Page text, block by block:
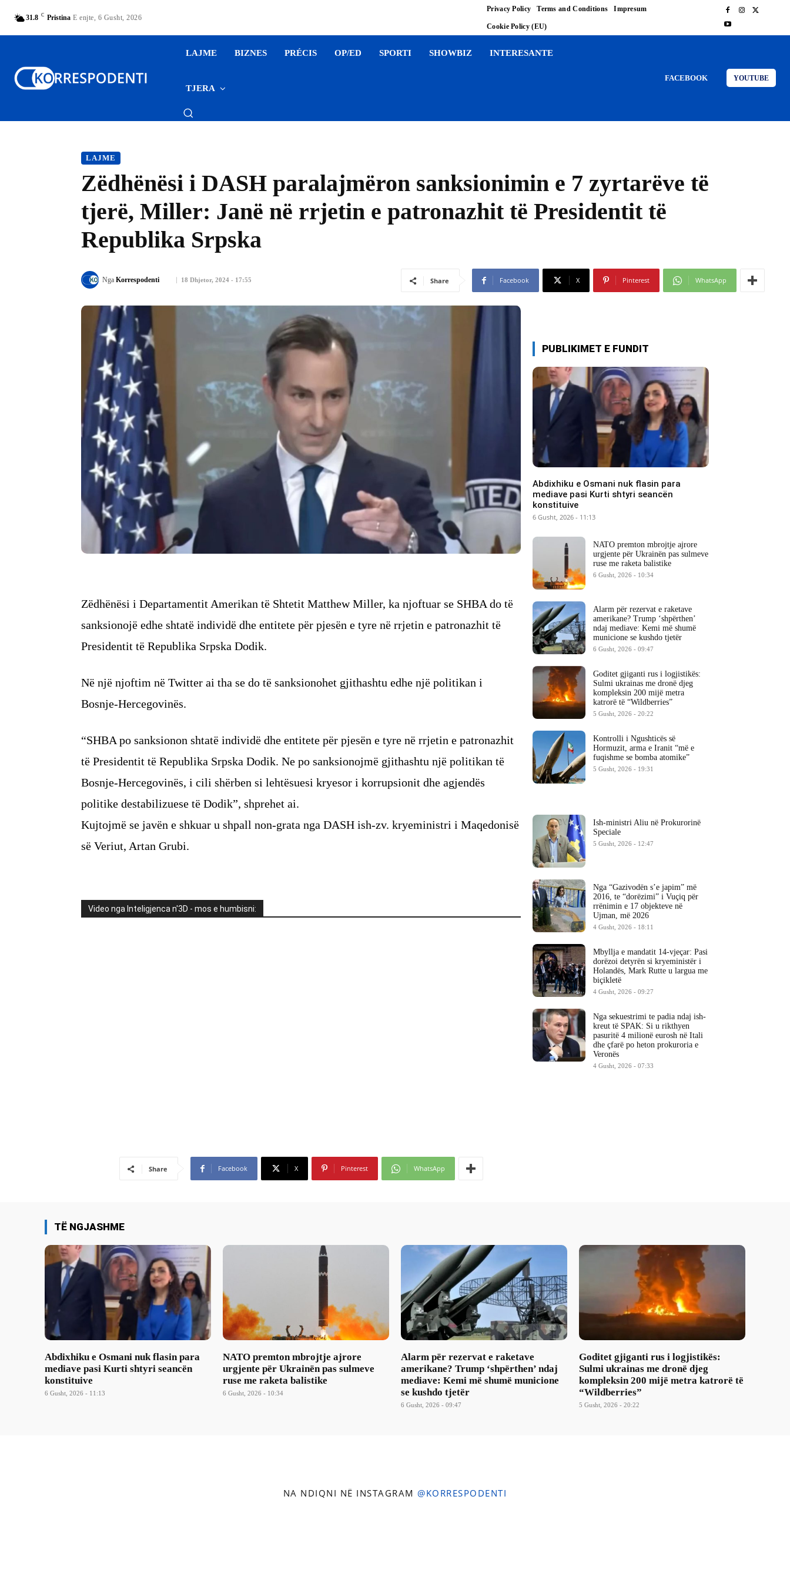
31.8 C Pristina E enjte, 6 Gusht, 2026
Privacy Policy Terms and Conditions Impresum
Cookie Policy (EU)
LAJME BIZNES PRÉCIS OP/ED SPORTI SHOWBIZ INTERESANTE
TJERA
FACEBOOK YOUTUBE
LAJME
Zëdhënësi i DASH paralajmëron sanksionimin e 7 zyrtarëve të
tjerë, Miller: Janë në rrjetin e patronazhit të Presidentit të
Republika Srpska
18 Dhjetor, 2024 - 17:55
Nga Korrespodenti Share Facebook X Pinterest WhatsApp
Zëdhënësi i Departamentit Amerikan të Shtetit Matthew Miller, ka njoftuar se SHBA do të
sanksionojë edhe shtatë individë dhe entitete për pjesën e tyre në rrjetin e patronazhit të
Presidentit të Republika Srpska Dodik.
Në një njoftim në Twitter ai tha se do të sanksionohet gjithashtu edhe një politikan i
Bosnje-Hercegovinës.
“SHBA po sanksionon shtatë individë dhe entitete për pjesën e tyre në rrjetin e patronazhit
të Presidentit të Republika Srpska Dodik. Ne po sanksionojmë gjithashtu një politikan të
Bosnje-Hercegovinës, i cili shërben si lehtësuesi kryesor i korrupsionit dhe agjendës
politike destabilizuese të Dodik”, shprehet ai.
Kujtojmë se javën e shkuar u shpall non-grata nga DASH ish-zv. kryeministri i Maqedonisë
së Veriut, Artan Grubi.
Video nga Inteligjenca n'3D - mos e humbisni:
Share Facebook X Pinterest WhatsApp
PUBLIKIMET E FUNDIT
Abdixhiku e Osmani nuk flasin para
mediave pasi Kurti shtyri seancën
konstituive
6 Gusht, 2026 - 11:13
NATO premton mbrojtje ajrore
urgjente për Ukrainën pas sulmeve
ruse me raketa balistike
6 Gusht, 2026 - 10:34
Alarm për rezervat e raketave
amerikane? Trump ‘shpërthen’
ndaj mediave: Kemi më shumë
municione se kushdo tjetër
6 Gusht, 2026 - 09:47
Goditet gjiganti rus i logjistikës:
Sulmi ukrainas me dronë djeg
kompleksin 200 mijë metra
katrorë të “Wildberries”
5 Gusht, 2026 - 20:22
Kontrolli i Ngushticës së
Hormuzit, arma e Iranit “më e
fuqishme se bomba atomike”
5 Gusht, 2026 - 19:31
Ish-ministri ​Aliu në Prokurorinë
Speciale
5 Gusht, 2026 - 12:47
Nga “Gazivodën s’e japim” më
2016, te “dorëzimi” i Vuçiq për
rrënimin e 17 objekteve në
Ujman, më 2026
4 Gusht, 2026 - 18:11
Mbyllja e mandatit 14-vjeçar: Pasi
dorëzoi detyrën si kryeministër i
Holandës, Mark Rutte u largua me
biçikletë
4 Gusht, 2026 - 09:27
Nga sekuestrimi te padia ndaj ish-
kreut të SPAK: Si u rikthyen
pasuritë 4 milionë eurosh në Itali
dhe çfarë po heton prokuroria e
Veronës
4 Gusht, 2026 - 07:33
TË NGJASHME
Abdixhiku e Osmani nuk flasin para
mediave pasi Kurti shtyri seancën
konstituive
6 Gusht, 2026 - 11:13
NATO premton mbrojtje ajrore
urgjente për Ukrainën pas sulmeve
ruse me raketa balistike
6 Gusht, 2026 - 10:34
Alarm për rezervat e raketave
amerikane? Trump ‘shpërthen’ ndaj
mediave: Kemi më shumë municione
se kushdo tjetër
6 Gusht, 2026 - 09:47
Goditet gjiganti rus i logjistikës:
Sulmi ukrainas me dronë djeg
kompleksin 200 mijë metra katrorë të
“Wildberries”
5 Gusht, 2026 - 20:22
NA NDIQNI NË INSTAGRAM @KORRESPODENTI